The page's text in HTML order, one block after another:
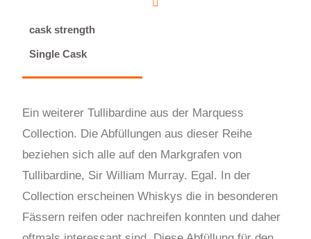
cask strength
Single Cask
Ein weiterer Tullibardine aus der Marquess
Collection. Die Abfüllungen aus dieser Reihe
beziehen sich alle auf den Markgrafen von
Tullibardine, Sir William Murray. Egal. In der
Collection erscheinen Whiskys die in besonderen
Fässern reifen oder nachreifen konnten und daher